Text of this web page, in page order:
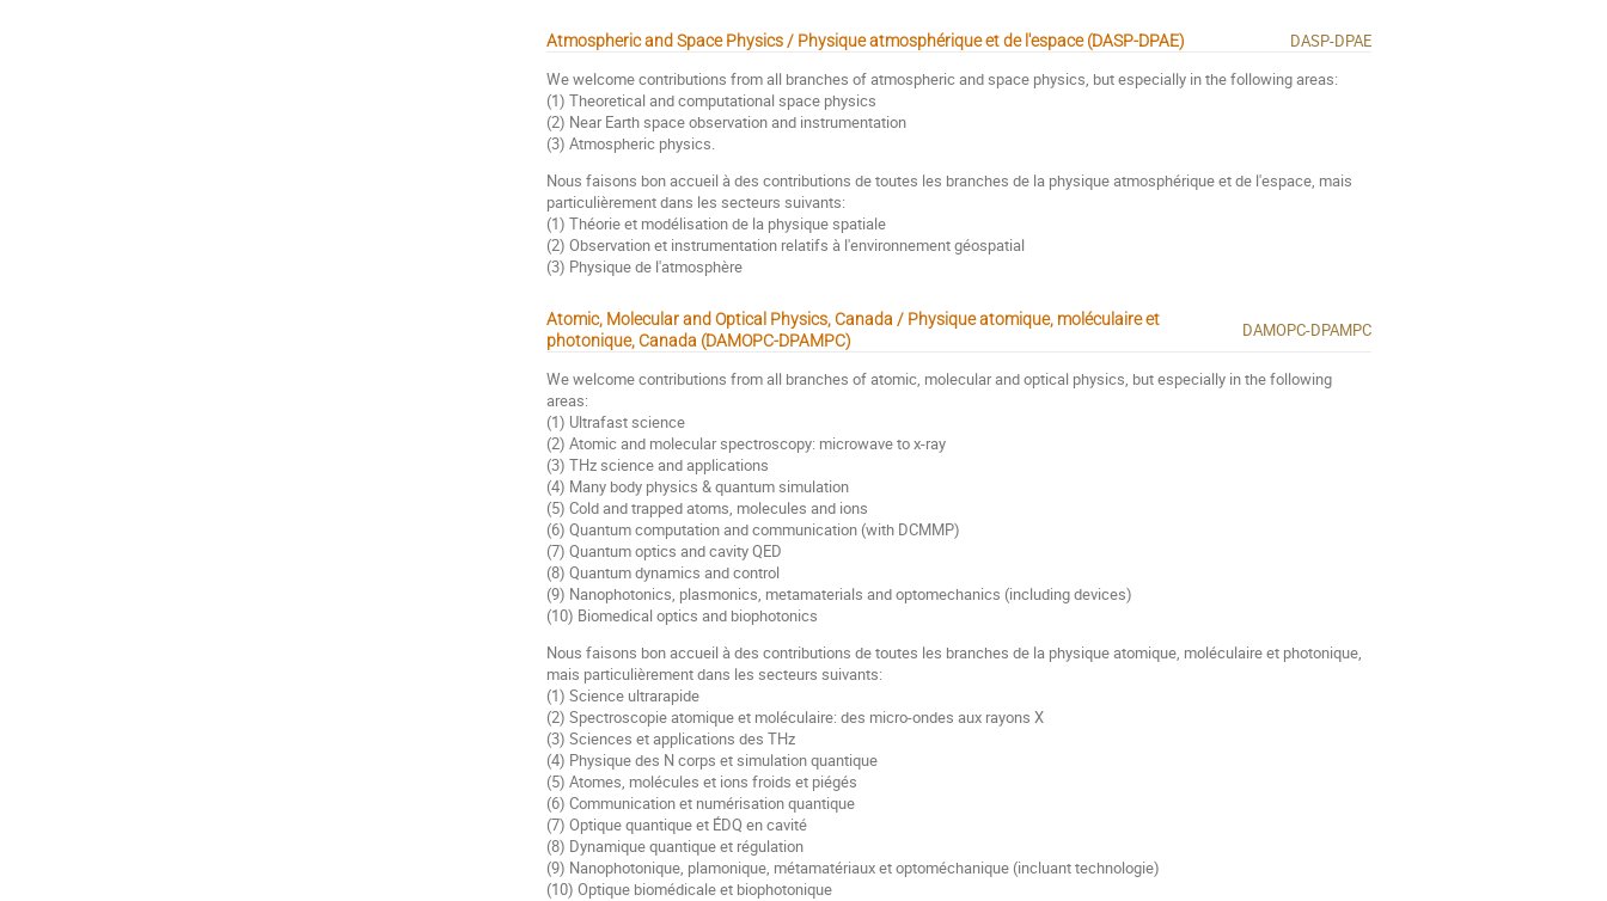
Atmospheric and Space Physics / Physique atmosphérique et de l'espace (DASP-DPAE)
DASP-DPAE
We welcome contributions from all branches of atmospheric and space physics, but especially in the following areas:
(1) Theoretical and computational space physics
(2) Near Earth space observation and instrumentation
(3) Atmospheric physics.
Nous faisons bon accueil à des contributions de toutes les branches de la physique atmosphérique et de l'espace, mais
particulièrement dans les secteurs suivants:
(1) Théorie et modélisation de la physique spatiale
(2) Observation et instrumentation relatifs à l'environnement géospatial
(3) Physique de l'atmosphère
Atomic, Molecular and Optical Physics, Canada / Physique atomique, moléculaire et
photonique, Canada (DAMOPC-DPAMPC)
DAMOPC-DPAMPC
We welcome contributions from all branches of atomic, molecular and optical physics, but especially in the following
areas:
(1) Ultrafast science
(2) Atomic and molecular spectroscopy: microwave to x-ray
(3) THz science and applications
(4) Many body physics & quantum simulation
(5) Cold and trapped atoms, molecules and ions
(6) Quantum computation and communication (with DCMMP)
(7) Quantum optics and cavity QED
(8) Quantum dynamics and control
(9) Nanophotonics, plasmonics, metamaterials and optomechanics (including devices)
(10) Biomedical optics and biophotonics
Nous faisons bon accueil à des contributions de toutes les branches de la physique atomique, moléculaire et photonique,
mais particulièrement dans les secteurs suivants:
(1) Science ultrarapide
(2) Spectroscopie atomique et moléculaire: des micro-ondes aux rayons X
(3) Sciences et applications des THz
(4) Physique des N corps et simulation quantique
(5) Atomes, molécules et ions froids et piégés
(6) Communication et numérisation quantique
(7) Optique quantique et ÉDQ en cavité
(8) Dynamique quantique et régulation
(9) Nanophotonique, plamonique, métamatériaux et optoméchanique (incluant technologie)
(10) Optique biomédicale et biophotonique